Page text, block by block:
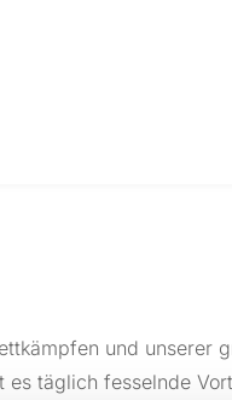
und unserer
täglich fesselnde